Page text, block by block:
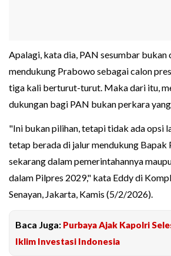
Apalagi, kata dia, PAN sesumbar bukan
mendukung Prabowo sebagai calon
tiga kali berturut-turut. Maka dari itu,
dukungan bagi PAN bukan perkara
"Ini bukan pilihan, tetapi tidak ada opsi
tetap berada di jalur mendukung Bapak
sekarang dalam pemerintahannya
dalam Pilpres 2029," kata Eddy di
Senayan, Jakarta, Kamis (5/2/2026).
Baca Juga: Purbaya Ajak Kapolri
Iklim Investasi Indonesia